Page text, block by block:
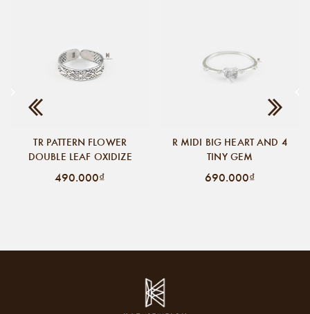
TR PATTERN FLOWER
DOUBLE LEAF OXIDIZE
490.000₫
R MIDI BIG HEART AND 4
TINY GEM
690.000₫